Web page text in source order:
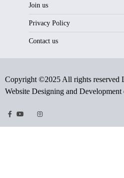
Join us
Privacy Policy
Contact us
Copyright ©2025 All rights reserved
Website Designing and
Facebook
Youtube
TwitterInstragram